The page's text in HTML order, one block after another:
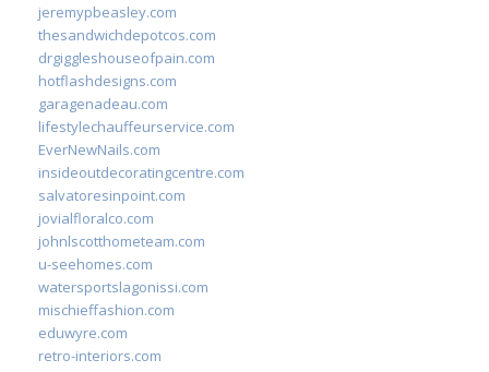
jeremypbeasley.com
thesandwichdepotcos.com
drgiggleshouseofpain.com
hotflashdesigns.com
garagenadeau.com
lifestylechauffeurservice.com
EverNewNails.com
insideoutdecoratingcentre.com
salvatoresinpoint.com
jovialfloralco.com
johnlscotthometeam.com
u-seehomes.com
watersportslagonissi.com
mischieffashion.com
eduwyre.com
retro-interiors.com